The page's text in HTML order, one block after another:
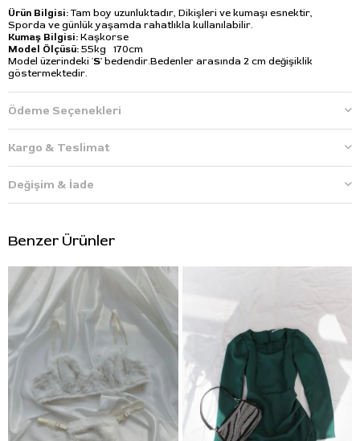
Ürün Bilgisi: Tam boy uzunluktadır, Dikişleri ve kumaşı esnektir,
Sporda ve günlük yaşamda rahatlıkla kullanılabilir.
Kumaş Bilgisi: Kaşkorse
Model Ölçüsü: 55kg 170cm
Model üzerindeki 'S' bedendir.Bedenler arasında 2 cm değişiklik
göstermektedir.
Ödeme Seçenekleri
Kargo & Teslimat
Değişim & İade
Benzer Ürünler